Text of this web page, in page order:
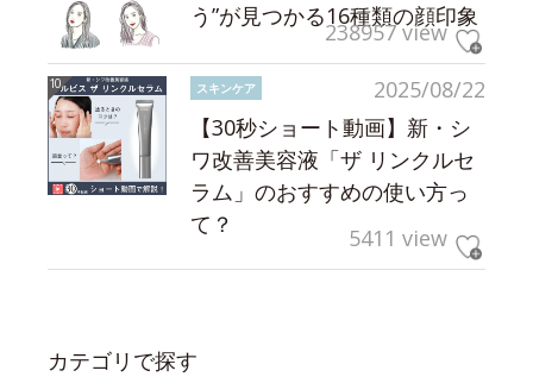
う”が見つかる16種類の顔印象
238957 view
2025/08/22
スキンケア
【30秒ショート動画】新・シ
ワ改善美容液「ザ リンクルセ
ラム」のおすすめの使い方っ
て？
5411 view
カテゴリで探す